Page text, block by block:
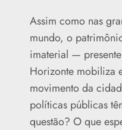
Assim como nas
mundo, o
imaterial —
Horizonte mobiliza
movimento da
políticas públicas
questão? O que